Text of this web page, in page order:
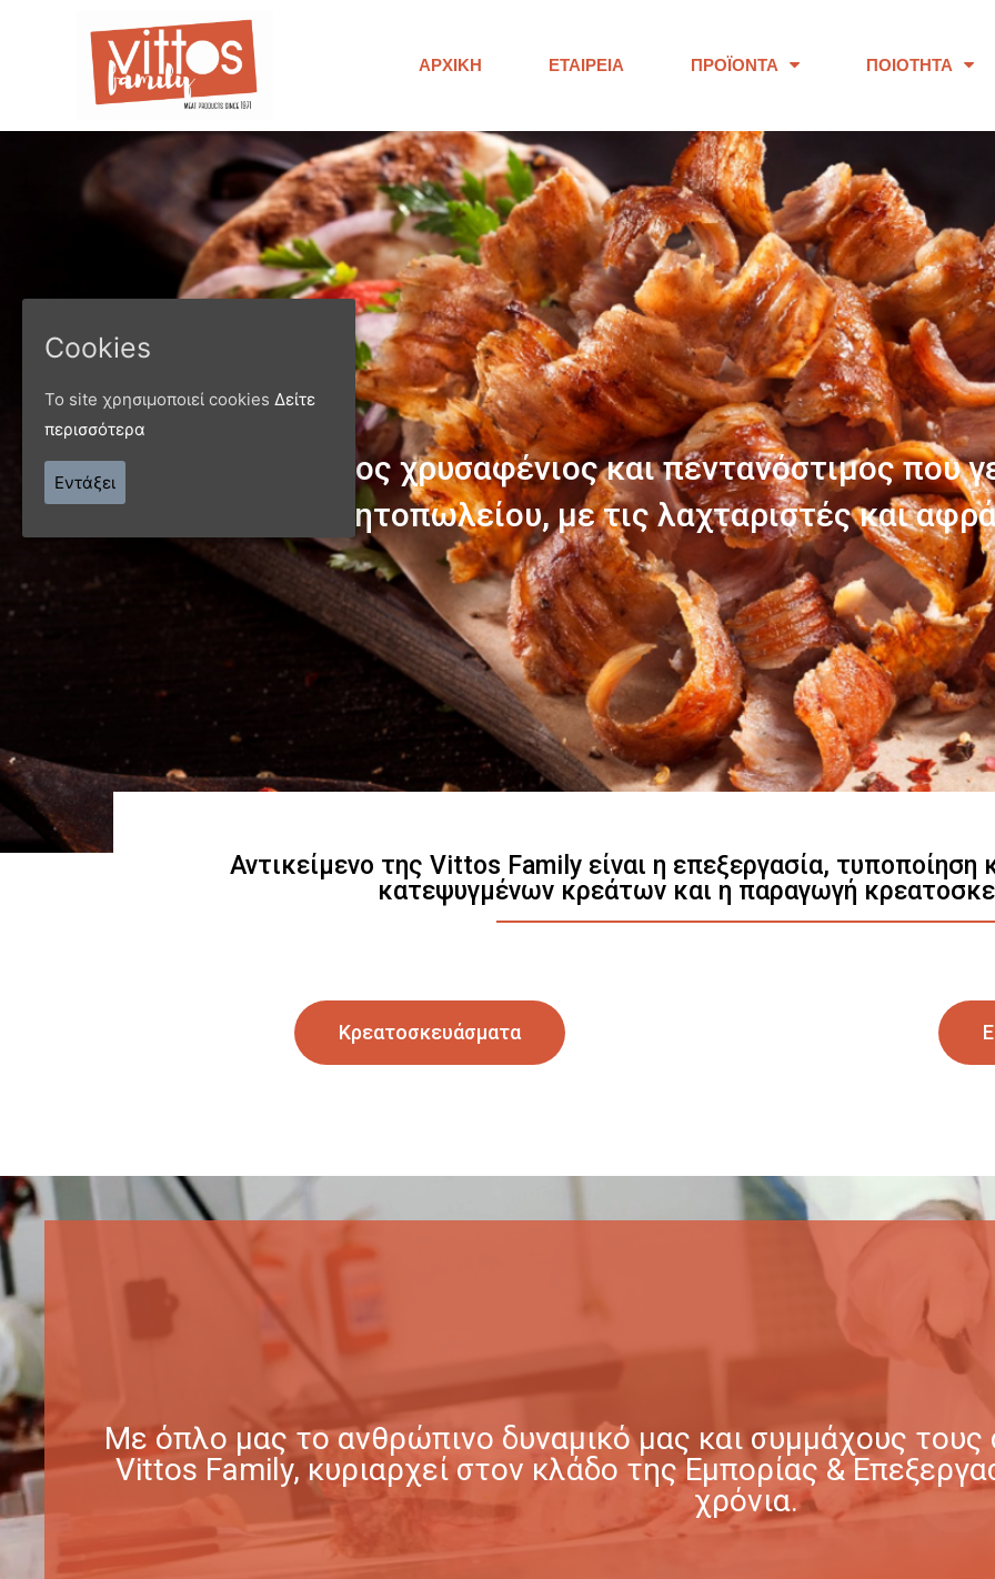
ΑΡΧΙΚΉ ΕΤΑΙΡΕΊΑ ΠΡΟΪΌΝΤΑ ΠΟΙΌΤΗΤΑ
ΠΑΝΩ ΑΠΟ 40 ΧΡΟΝΙΑ
Παράγουμε προϊόντα εξαιρετικής
Γνωρίστε μας
Αντικείμενο της Vittos Family είναι η επεξεργασία,
κατεψυγμένων κρεάτων και η παραγωγή
Κρεατοσκευάσματα
Με όπλο μας το ανθρώπινο δυναμικό μας και συμμάχους τους
Vittos Family, κυριαρχεί στον κλάδο της Εμπορίας &
χρόνια.
Cookies
Το site χρησιμοποιεί cookies Δείτε
περισσότερα
Εντάξει